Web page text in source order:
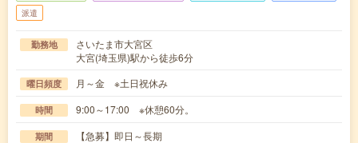
派遣
勤務地
さいたま市大宮区
大宮(埼玉県)駅から徒歩6分
曜日頻度 月～金 ※土日祝休み
時間 9:00～17:00 ※休憩60分。
期間 【急募】即日～長期